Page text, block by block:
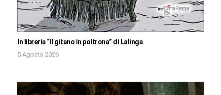
In libreria “Il gitano in poltrona” di Lalinga
5 Agosto 2026